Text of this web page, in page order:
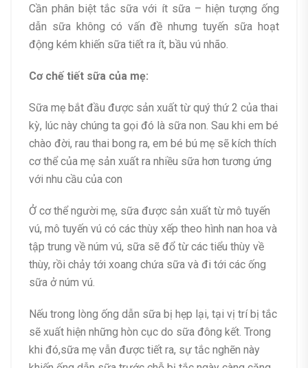
Cần phân biệt tắc sữa với ít sữa – hiện tượng ống
dẫn sữa không có vấn đề nhưng tuyến sữa hoạt
động kém khiến sữa tiết ra ít, bầu vú nhão.
Cơ chế tiết sữa của mẹ:
Sữa mẹ bắt đầu được sản xuất từ quý thứ 2 của thai
kỳ, lúc này chúng ta gọi đó là sữa non. Sau khi em bé
chào đời, rau thai bong ra, em bé bú mẹ sẽ kích thích
cơ thể của mẹ sản xuất ra nhiều sữa hơn tương ứng
với nhu cầu của con
Ở cơ thể người mẹ, sữa được sản xuất từ mô tuyến
vú, mô tuyến vú có các thùy xếp theo hình nan hoa và
tập trung về núm vú, sữa sẽ đổ từ các tiểu thùy về
thùy, rồi chảy tới xoang chứa sữa và đi tới các ống
sữa ở núm vú.
Nếu trong lòng ống dẫn sữa bị hẹp lại, tại vị trí bị tắc
sẽ xuất hiện những hòn cục do sữa đông kết. Trong
khi đó,sữa mẹ vẫn được tiết ra, sự tắc nghẽn này